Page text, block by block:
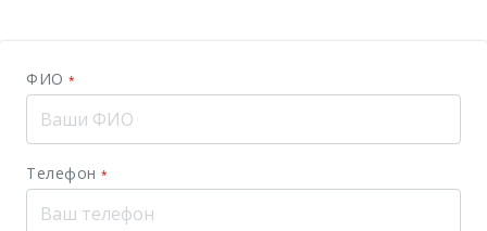
ФИО *
Телефон *